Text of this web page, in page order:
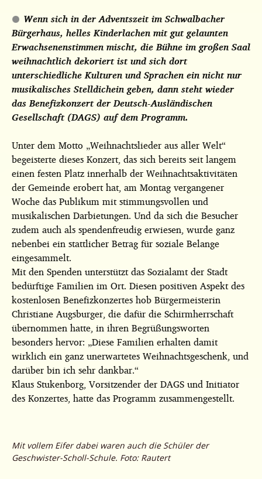
Wenn sich in der Adventszeit im Schwalbacher
Bürgerhaus, helles Kinderlachen mit gut gelaunten
Erwachsenenstimmen mischt, die Bühne im großen Saal
weihnachtlich dekoriert ist und sich dort
unterschiedliche Kulturen und Sprachen ein nicht nur
musikalisches Stelldichein geben, dann steht wieder
das Benefizkonzert der Deutsch-Ausländischen
Gesellschaft (DAGS) auf dem Programm.
Unter dem Motto „Weihnachtslieder aus aller Welt“
begeisterte dieses Konzert, das sich bereits seit langem
einen festen Platz innerhalb der Weihnachtsaktivitäten
der Gemeinde erobert hat, am Montag vergangener
Woche das Publikum mit stimmungsvollen und
musikalischen Darbietungen. Und da sich die Besucher
zudem auch als spendenfreudig erwiesen, wurde ganz
nebenbei ein stattlicher Betrag für soziale Belange
eingesammelt.
Mit den Spenden unterstützt das Sozialamt der Stadt
bedürftige Familien im Ort. Diesen positiven Aspekt des
kostenlosen Benefizkonzertes hob Bürgermeisterin
Christiane Augsburger, die dafür die Schirmherrschaft
übernommen hatte, in ihren Begrüßungsworten
besonders hervor: „Diese Familien erhalten damit
wirklich ein ganz unerwartetes Weihnachtsgeschenk, und
darüber bin ich sehr dankbar.“
Klaus Stukenborg, Vorsitzender der DAGS und Initiator
des Konzertes, hatte das Programm zusammengestellt.
Mit vollem Eifer dabei waren auch die Schüler der
Geschwister-Scholl-Schule. Foto: Rautert